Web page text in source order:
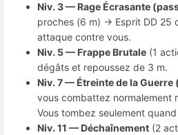
Niv. 3 — Rage Écrasante
proches (6 m) → Esprit DD 25
attaque contre vous.
Niv. 5 — Frappe Brutale (1
dégâts et repoussez de 3 m.
Niv. 7 — Étreinte de la Guerre
vous combattez normalement
Vous tombez seulement
Niv. 11 — Déchaînement (2